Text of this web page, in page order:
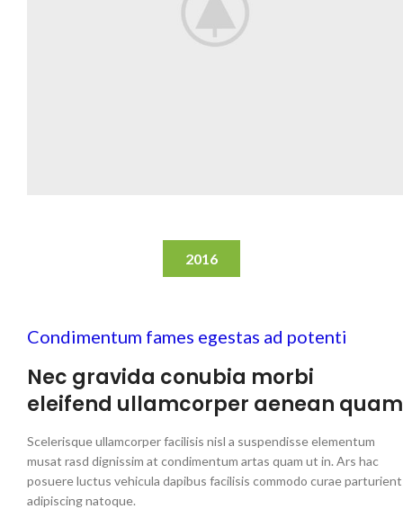
2016
Condimentum fames egestas ad potenti
Nec gravida conubia morbi
eleifend ullamcorper aenean quam
Scelerisque ullamcorper facilisis nisl a suspendisse elementum
musat rasd dignissim at condimentum artas quam ut in. Ars hac
posuere luctus vehicula dapibus facilisis commodo curae parturient
adipiscing natoque.